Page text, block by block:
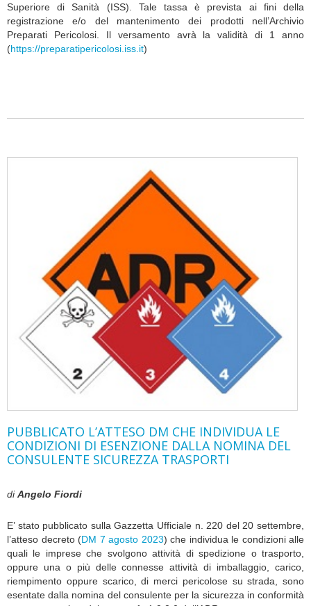
Superiore di Sanità (ISS). Tale tassa è prevista ai fini della
registrazione e/o del mantenimento dei prodotti nell’Archivio
Preparati Pericolosi. Il versamento avrà la validità di 1 anno
(https://preparatipericolosi.iss.it)
PUBBLICATO L’ATTESO DM CHE INDIVIDUA LE
CONDIZIONI DI ESENZIONE DALLA NOMINA DEL
CONSULENTE SICUREZZA TRASPORTI
diAngelo Fiordi
E’ stato pubblicato sulla Gazzetta Ufficiale n. 220 del 20 settembre,
l’atteso decreto (DM 7 agosto 2023) che individua le condizioni alle
quali le imprese che svolgono attività di spedizione o trasporto,
oppure una o più delle connesse attività di imballaggio, carico,
riempimento oppure scarico, di merci pericolose su strada, sono
esentate dalla nomina del consulente per la sicurezza in conformità